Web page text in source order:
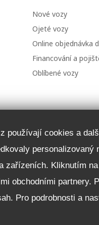
Nové vozy
Ojeté vozy
Online objednávka
Financování a
Oblíbené vozy
používají cookies a
zařízeních. Kliknutím
obchodními partnery.
Pro podrobnosti a